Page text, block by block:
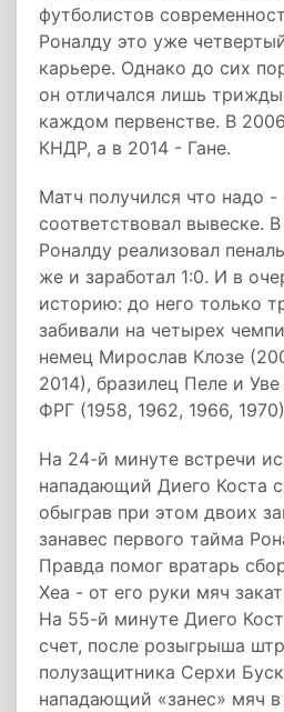
футболистов
Роналду это уже
карьере. Однако до сих
он отличался лишь
каждом первенстве. В
КНДР, а в 2014 - Гане.
Матч получился что надо
соответствовал вывеске.
Роналду реализовал
же и заработал 1:0. И в
историю: до него только
забивали на четырех
немец Мирослав Клозе
2014), бразилец Пеле и
ФРГ (1958, 1962, 1966,
На 24-й минуте встречи
нападающий Диего Коста
обыграв при этом двоих
занавес первого тайма
Правда помог вратарь
Хеа - от его руки мяч
На 55-й минуте Диего
счет, после розыгрыша
полузащитника Серхи
нападающий «занес» мяч в